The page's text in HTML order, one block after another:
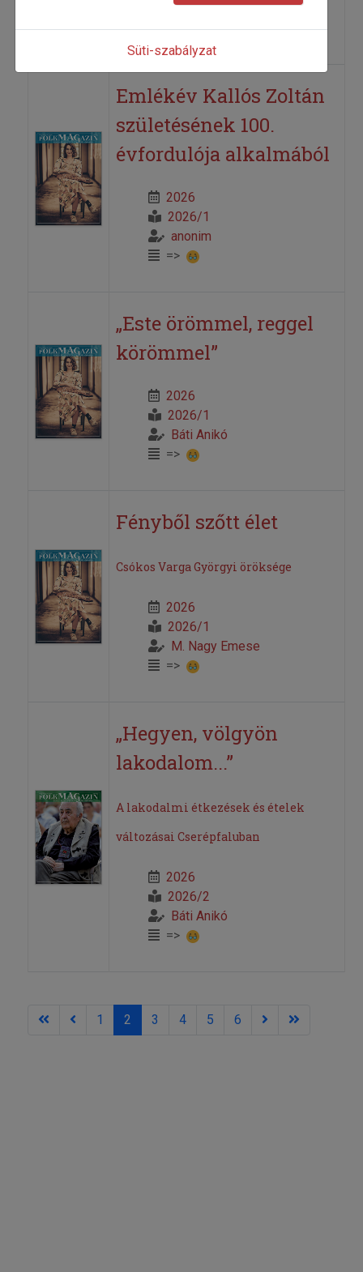
Csorba Judit
=>
Emlékév Kallós Zoltán
születésének 100.
évfordulója alkalmából
2026
2026/1
anonim
=>
„Este örömmel, reggel
körömmel”
2026
2026/1
Báti Anikó
=>
Fényből szőtt élet
Csókos Varga Györgyi öröksége
2026
2026/1
M. Nagy Emese
=>
„Hegyen, völgyön
lakodalom...”
A lakodalmi étkezések és ételek
változásai Cserépfaluban
2026
2026/2
Báti Anikó
=>
1 2 3 4 5 6
Süti-szabályzat